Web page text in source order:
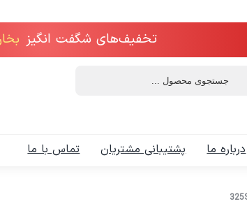
تخفیف‌های شگفت انگیز
درباره ما پشتیبانی مشتریان تماس با ما